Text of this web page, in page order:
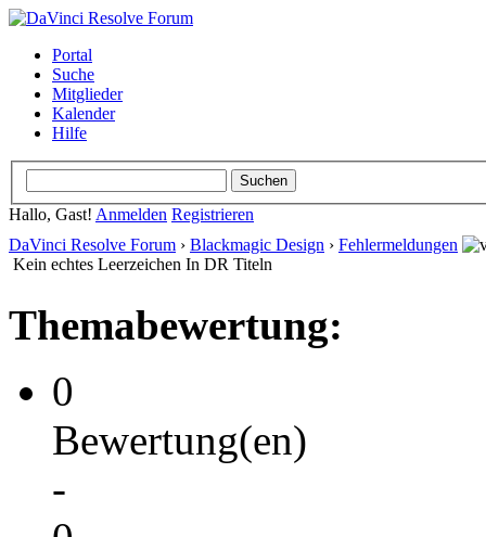
Portal
Suche
Mitglieder
Kalender
Hilfe
Hallo, Gast! Anmelden Registrieren
DaVinci Resolve Forum › Blackmagic Design › Fehlermeldungen
Kein echtes Leerzeichen In DR Titeln
Themabewertung:
0
Bewertung(en)
-